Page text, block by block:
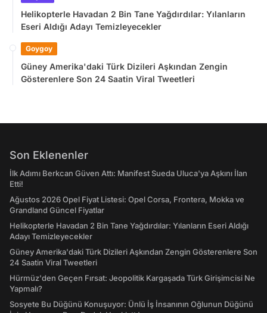
Helikopterle Havadan 2 Bin Tane Yağdırdılar: Yılanların
Eseri Aldığı Adayı Temizleyecekler
Goygoy
Güney Amerika'daki Türk Dizileri Aşkından Zengin
Gösterenlere Son 24 Saatin Viral Tweetleri
Son Eklenenler
İlk Adımı Berkcan Güven Attı: Manifest Sueda Uluca'ya Aşkını İlan
Etti!
Ağustos 2026 Opel Fiyat Listesi: Opel Corsa, Frontera, Mokka ve
Grandland Güncel Fiyatlar
Helikopterle Havadan 2 Bin Tane Yağdırdılar: Yılanların Eseri Aldığı
Adayı Temizleyecekler
Güney Amerika'daki Türk Dizileri Aşkından Zengin Gösterenlere Son
24 Saatin Viral Tweetleri
Hürmüz'den Geçen Fırsat: Jeopolitik Kargaşada Türk Girişimcisi Ne
Yapmalı?
Sosyete Bu Düğünü Konuşuyor: Ünlü İş İnsanının Oğlunun Düğünü